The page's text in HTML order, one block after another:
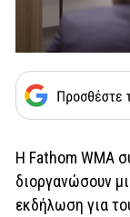
Η Fathom WMA
διοργανώσουν
εκδήλωση για